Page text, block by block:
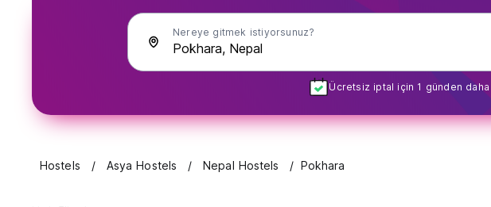
Nereye gitmek istiyorsunuz?
Ücretsiz iptal için 1 günden
Hostels Asya Hostels Nepal Hostels Pokhara